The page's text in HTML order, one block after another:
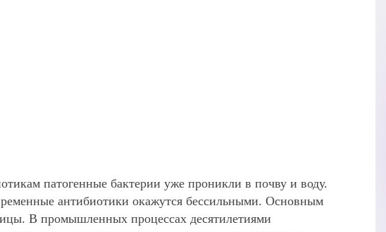
патогенные бактерии уже проникли в почву и воду.
антибиотики окажутся бессильными. Основным
В промышленных процессах десятилетиями